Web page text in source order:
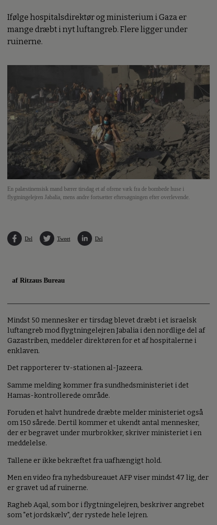
Ifølge hospitalsdirektør og ministerium i Gaza er
mange dræbt i nyt luftangreb. Flere ligger under
ruinerne.
En palæstinensisk mand bærer tirsdag et af ofrene væk fra de bombede huse i
flygtningelejren Jabalia, mens andre fortsætter eftersøgningen efter overlevende.
Del Tweet Del
af Ritzaus Bureau
Mindst 50 mennesker er tirsdag blevet dræbt i et israelsk
luftangreb mod flygtningelejren Jabalia i den nordlige del af
Gazastriben, meddeler direktøren for et af hospitalerne i
enklaven.
Det rapporterer tv-stationen al-Jazeera.
Samme melding kommer fra sundhedsministeriet i det
Hamas-kontrollerede område.
Foruden et halvt hundrede dræbte melder ministeriet også
om 150 sårede. Dertil kommer et ukendt antal mennesker,
der er begravet under murbrokker, skriver ministeriet i en
meddelelse.
Tallene er ikke bekræftet fra uafhængigt hold.
Men en video fra nyhedsbureauet AFP viser mindst 47 lig, der
er gravet ud af ruinerne.
Ragheb Aqal, som bor i flygtningelejren, beskriver angrebet
som "et jordskælv", der rystede hele lejren.